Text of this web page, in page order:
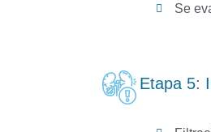
Se
Etapa 5: